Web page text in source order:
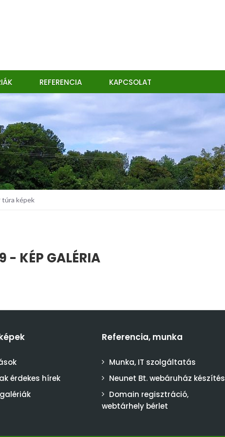
REFERENCIA KAPCSOLAT
túra képek
- KÉP GALÉRIA
érdekes hírek
Referencia, munka
Munka, IT szolgáltatás
Neunet Bt. webáruház készítés
Domain regisztráció,
webtárhely bérlet